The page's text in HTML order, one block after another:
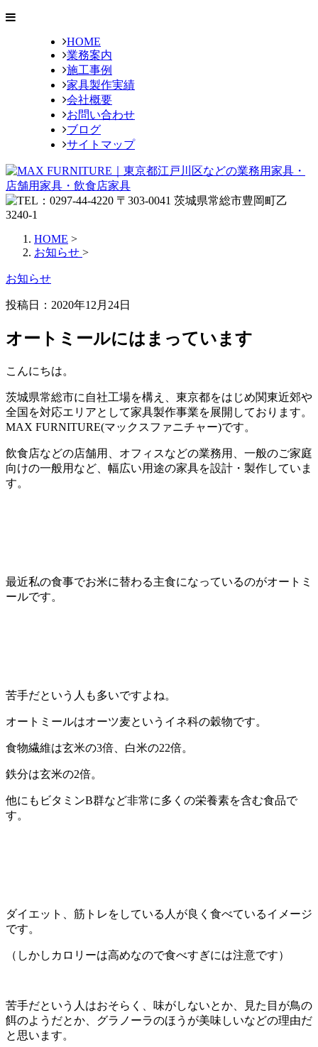
HOME
業務案内
施工事例
家具製作実績
会社概要
お問い合わせ
ブログ
サイトマップ
HOME >
お知らせ >
お知らせ
投稿日： 2020年12月24日
オートミールにはまっています
こんにちは。
茨城県常総市に自社工場を構え、東京都をはじめ関東近郊や
全国を対応エリアとして家具製作事業を展開しております。
MAX FURNITURE(マックスファニチャー)です。
飲食店などの店舗用、オフィスなどの業務用、一般のご家庭
向けの一般用など、幅広い用途の家具を設計・製作していま
す。
最近私の食事でお米に替わる主食になっているのがオートミ
ールです。
苦手だという人も多いですよね。
オートミールはオーツ麦というイネ科の穀物です。
食物繊維は玄米の3倍、白米の22倍。
鉄分は玄米の2倍。
他にもビタミンB群など非常に多くの栄養素を含む食品で
す。
ダイエット、筋トレをしている人が良く食べているイメージ
です。
（しかしカロリーは高めなので食べすぎには注意です）
苦手だという人はおそらく、味がしないとか、見た目が鳥の
餌のようだとか、グラノーラのほうが美味しいなどの理由だ
と思います。